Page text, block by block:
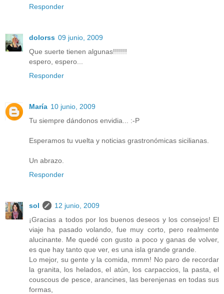
Responder
dolorss 09 junio, 2009
Que suerte tienen algunas!!!!!!!
espero, espero...
Responder
María 10 junio, 2009
Tu siempre dándonos envidia... :-P
Esperamos tu vuelta y noticias grastronómicas sicilianas.
Un abrazo.
Responder
sol
12 junio, 2009
¡Gracias a todos por los buenos deseos y los consejos! El
viaje ha pasado volando, fue muy corto, pero realmente
alucinante. Me quedé con gusto a poco y ganas de volver,
es que hay tanto que ver, es una isla grande grande.
Lo mejor, su gente y la comida, mmm! No paro de recordar
la granita, los helados, el atún, los carpaccios, la pasta, el
couscous de pesce, arancines, las berenjenas en todas sus
formas,